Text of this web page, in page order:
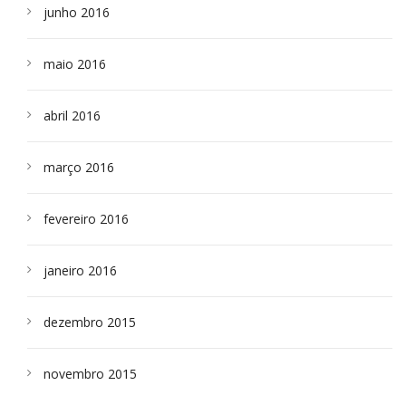
junho 2016
maio 2016
abril 2016
março 2016
fevereiro 2016
janeiro 2016
dezembro 2015
novembro 2015